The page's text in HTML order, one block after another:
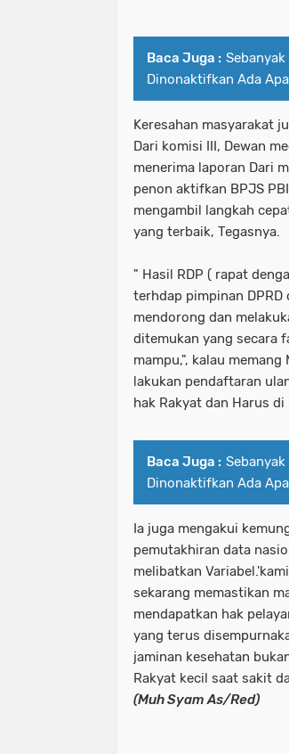
Baca Juga :
Dinonaktifkan Ada
Keresahan masyarakat
Dari komisi III, Dewan
menerima laporan Dari
penon aktifkan BPJS
mengambil langkah
yang terbaik, Tegasnya.
" Hasil RDP ( rapat
terhdap pimpinan
mendorong dan
ditemukan yang secara
mampu,", kalau
lakukan pendaftaran
hak Rakyat dan Harus
Baca Juga :
Dinonaktifkan Ada
Ia juga mengakui
pemutakhiran data
melibatkan
sekarang memastikan
mendapatkan hak
yang terus
jaminan kesehatan
Rakyat kecil saat sakit
(Muh Syam As/Red)